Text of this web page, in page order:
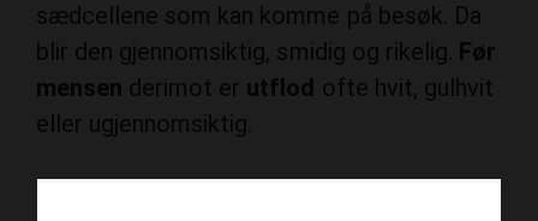
sædcellene som kan komme på besøk. Da
blir den gjennomsiktig, smidig og rikelig. Før
mensen derimot er utflod ofte hvit, gulhvit
eller ugjennomsiktig.